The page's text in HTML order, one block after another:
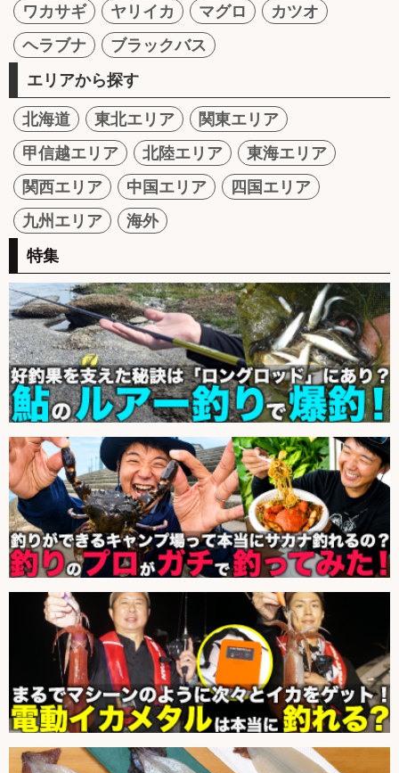
ワカサギ
ヤリイカ マグロ
カツオ
ヘラブナ
ブラックバス
エリアから探す
北海道 東北エリア
関東エリア
甲信越エリア
北陸エリア
東海エリア
関西エリア
中国エリア
四国エリア
九州エリア
海外
特集